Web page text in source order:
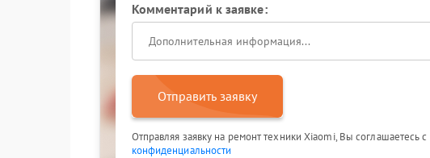
Комментарий к заявке:
Отправить заявку
Отправляя заявку на ремонт техники Xiaomi, Вы соглашаетесь с
конфиденциальности